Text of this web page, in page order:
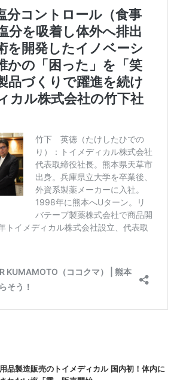
品製造販売のトイメディカル 国内初！体内に